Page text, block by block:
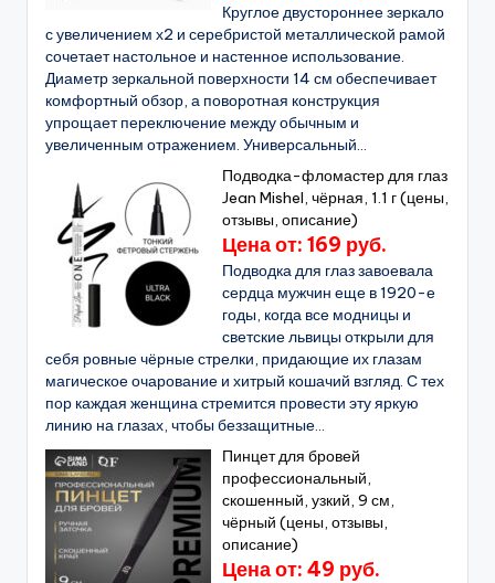
Круглое двустороннее зеркало
с увеличением х2 и серебристой металлической рамой
сочетает настольное и настенное использование.
Диаметр зеркальной поверхности 14 см обеспечивает
комфортный обзор, а поворотная конструкция
упрощает переключение между обычным и
увеличенным отражением. Универсальный...
Подводка-фломастер для глаз
Jean Mishel, чёрная, 1.1 г (цены,
отзывы, описание)
Цена от: 169 руб.
Подводка для глаз завоевала
сердца мужчин еще в 1920-е
годы, когда все модницы и
светские львицы открыли для
себя ровные чёрные стрелки, придающие их глазам
магическое очарование и хитрый кошачий взгляд. С тех
пор каждая женщина стремится провести эту яркую
линию на глазах, чтобы беззащитные...
Пинцет для бровей
профессиональный,
скошенный, узкий, 9 см,
чёрный (цены, отзывы,
описание)
Цена от: 49 руб.